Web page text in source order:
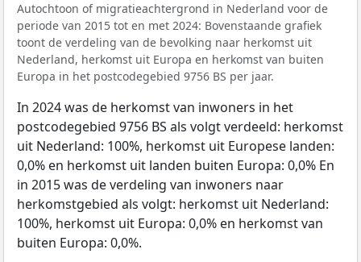
Autochtoon of migratieachtergrond in Nederland voor de
periode van 2015 tot en met 2024: Bovenstaande grafiek
toont de verdeling van de bevolking naar herkomst uit
Nederland, herkomst uit Europa en herkomst van buiten
Europa in het postcodegebied 9756 BS per jaar.
In 2024 was de herkomst van inwoners in het
postcodegebied 9756 BS als volgt verdeeld: herkomst
uit Nederland: 100%, herkomst uit Europese landen:
0,0% en herkomst uit landen buiten Europa: 0,0% En
in 2015 was de verdeling van inwoners naar
herkomstgebied als volgt: herkomst uit Nederland:
100%, herkomst uit Europa: 0,0% en herkomst van
buiten Europa: 0,0%.